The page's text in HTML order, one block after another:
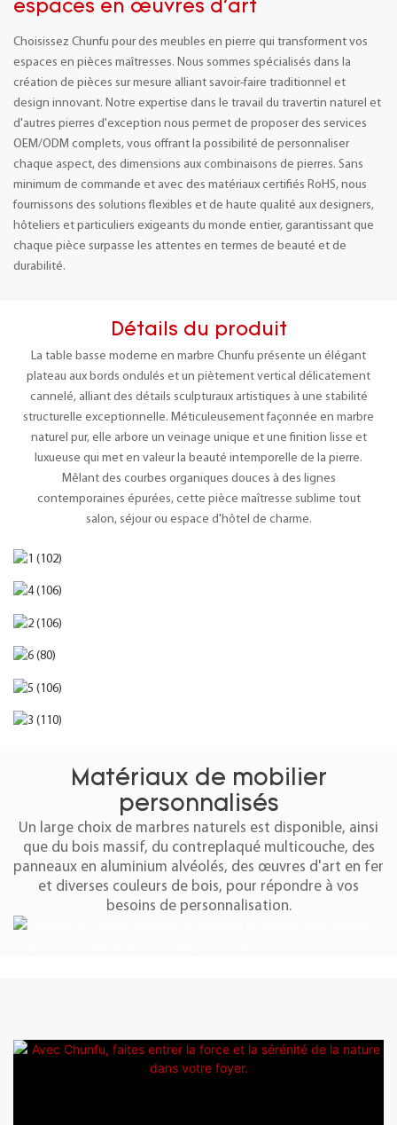
espaces en œuvres d'art
Choisissez Chunfu pour des meubles en pierre qui transforment vos
espaces en pièces maîtresses. Nous sommes spécialisés dans la
création de pièces sur mesure alliant savoir-faire traditionnel et
design innovant. Notre expertise dans le travail du travertin naturel et
d'autres pierres d'exception nous permet de proposer des services
OEM/ODM complets, vous offrant la possibilité de personnaliser
chaque aspect, des dimensions aux combinaisons de pierres. Sans
minimum de commande et avec des matériaux certifiés RoHS, nous
fournissons des solutions flexibles et de haute qualité aux designers,
hôteliers et particuliers exigeants du monde entier, garantissant que
chaque pièce surpasse les attentes en termes de beauté et de
durabilité.
Détails du produit
La table basse moderne en marbre Chunfu présente un élégant
plateau aux bords ondulés et un piètement vertical délicatement
cannelé, alliant des détails sculpturaux artistiques à une stabilité
structurelle exceptionnelle. Méticuleusement façonnée en marbre
naturel pur, elle arbore un veinage unique et une finition lisse et
luxueuse qui met en valeur la beauté intemporelle de la pierre.
Mêlant des courbes organiques douces à des lignes
contemporaines épurées, cette pièce maîtresse sublime tout
salon, séjour ou espace d'hôtel de charme.
Matériaux de mobilier
personnalisés
Un large choix de marbres naturels est disponible, ainsi
que du bois massif, du contreplaqué multicouche, des
panneaux en aluminium alvéolés, des œuvres d'art en fer
et diverses couleurs de bois, pour répondre à vos
besoins de personnalisation.